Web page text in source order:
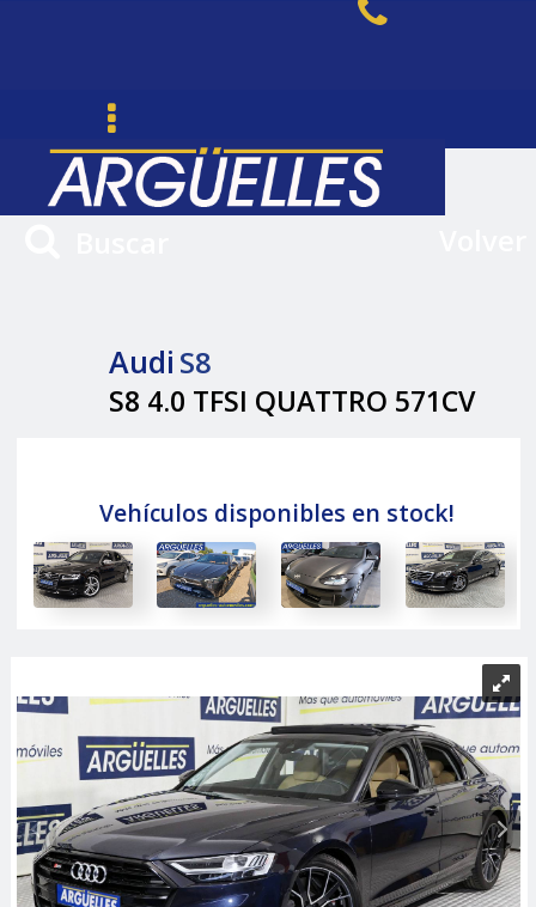
Audi S8
S8 4.0 TFSI QUATTRO 571CV
Vehículos disponibles en stock!